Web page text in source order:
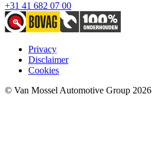
+31 41 682 07 00
Privacy
Disclaimer
Cookies
© Van Mossel Automotive Group 2026